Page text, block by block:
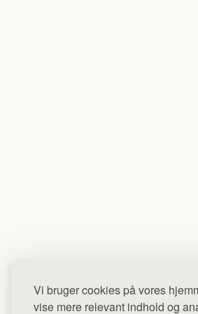
Vi bruger cookies på vores
vise mere relevant indhold og